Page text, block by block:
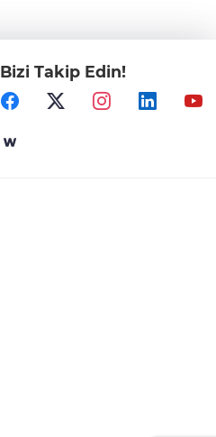
Bizi Takip Edin!